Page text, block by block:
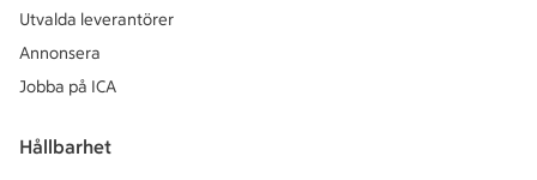
Utvalda leverantörer
Annonsera
Jobba på ICA
Hållbarhet